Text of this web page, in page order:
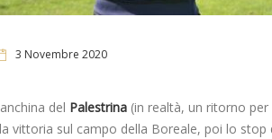
3 Novembre 2020
del Palestrina (in realtà, un ritorno
vittoria sul campo della Boreale, poi lo